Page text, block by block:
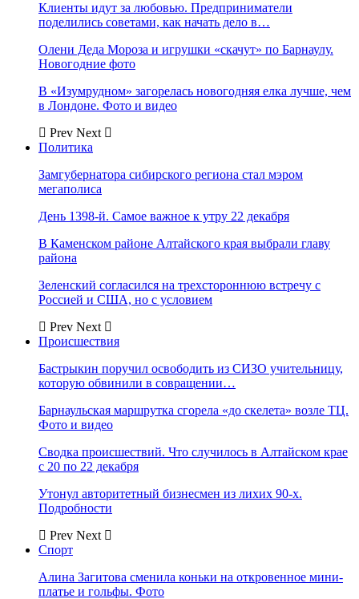
Клиенты идут за любовью. Предприниматели
поделились советами, как начать дело в…
Олени Деда Мороза и игрушки «скачут» по Барнаулу.
Новогодние фото
В «Изумрудном» загорелась новогодняя елка лучше, чем
в Лондоне. Фото и видео
Prev Next
Политика
Замгубернатора сибирского региона стал мэром
мегаполиса
День 1398-й. Самое важное к утру 22 декабря
В Каменском районе Алтайского края выбрали главу
района
Зеленский согласился на трехстороннюю встречу с
Россией и США, но с условием
Prev Next
Происшествия
Бастрыкин поручил освободить из СИЗО учительницу,
которую обвинили в совращении…
Барнаульская маршрутка сгорела «до скелета» возле ТЦ.
Фото и видео
Сводка происшествий. Что случилось в Алтайском крае
с 20 по 22 декабря
Утонул авторитетный бизнесмен из лихих 90-х.
Подробности
Prev Next
Спорт
Алина Загитова сменила коньки на откровенное мини-
платье и гольфы. Фото